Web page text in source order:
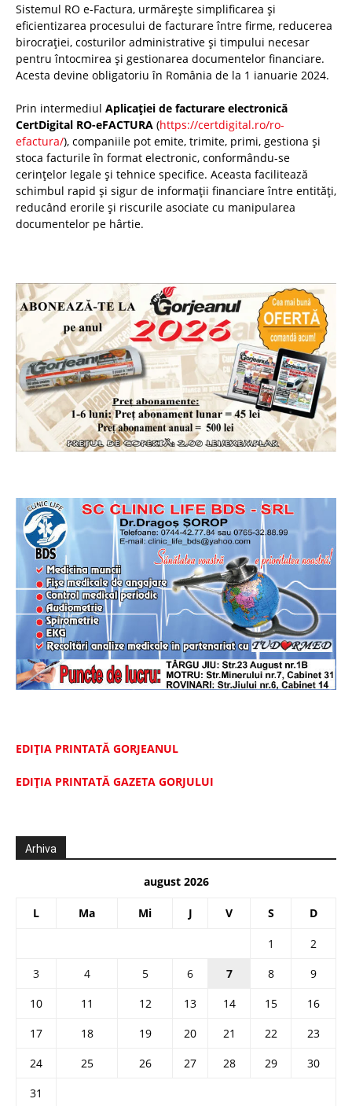
Sistemul RO e-Factura, urmărește simplificarea și
eficientizarea procesului de facturare între firme, reducerea
birocrației, costurilor administrative și timpului necesar
pentru întocmirea și gestionarea documentelor financiare.
Acesta devine obligatoriu în România de la 1 ianuarie 2024.
Prin intermediul Aplicației de facturare electronică
CertDigital RO-eFACTURA (https://certdigital.ro/ro-
efactura/), companiile pot emite, trimite, primi, gestiona și
stoca facturile în format electronic, conformându-se
cerințelor legale și tehnice specifice. Aceasta facilitează
schimbul rapid și sigur de informații financiare între entități,
reducând erorile și riscurile asociate cu manipularea
documentelor pe hârtie.
EDIȚIA PRINTATĂ GORJEANUL
EDIŢIA PRINTATĂ GAZETA GORJULUI
Arhiva
august 2026
L Ma Mi J V S D
1
2
3
4 5 6 7 8
9
10
11 12 13 14 15
16
17
18 19 20 21 22
23
24
25 26 27 28 29
30
31